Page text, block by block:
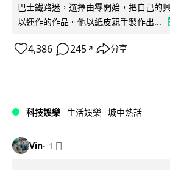
巴士鐵路迷，選擇由零開始，把自己的
以運作的作品。他以紙皮親手製作出...
4,386 245 ↗ 分享
科技娛樂 生活娛樂 城中熱話
Vin 1 日